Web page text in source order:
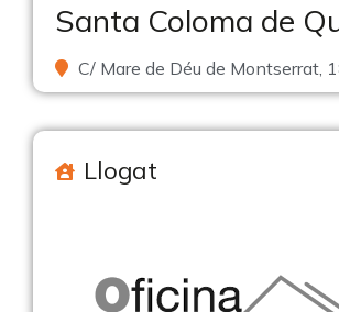
Santa Coloma de
C/ Mare de Déu de Montserrat,
Llogat